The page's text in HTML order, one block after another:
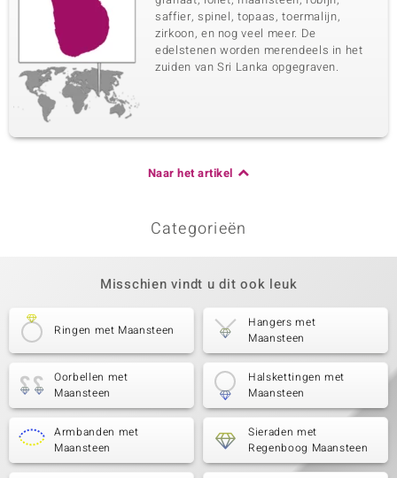
saffier, spinel, topaas, toermalijn,
zirkoon, en nog veel meer. De
edelstenen worden merendeels in het
zuiden van Sri Lanka opgegraven.
Naar het artikel
Categorieën
Misschien vindt u dit ook leuk
Ringen met Maansteen
Hangers met
Maansteen
Oorbellen met
Maansteen
Halskettingen met
Maansteen
Armbanden met
Maansteen
Sieraden met
Regenboog Maansteen